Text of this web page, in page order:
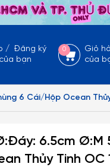
/Đăng ký
bạn
0
Giỏ
của
6 Cái/Hộp Ocean
6.5cm Ø:M
Thủy Tinh OC